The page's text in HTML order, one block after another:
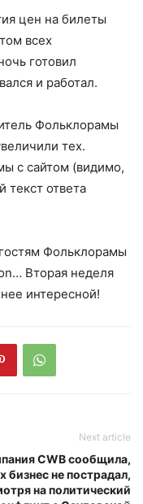
цен на билеты
всех
готовил
и работал.
Фольклорамы
тех.
с сайтом (видимо,
текст ответа
Фольклорамы
Вторая неделя
интересной!
Next article
CWB сообщила,
бизнес не пострадал,
на политический